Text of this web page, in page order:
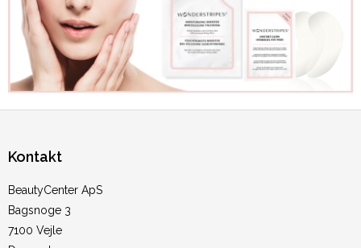
Kontakt
BeautyCenter ApS
Bagsnoge 3
7100 Vejle